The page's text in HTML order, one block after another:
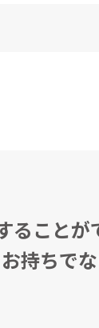
ことが
持ちで